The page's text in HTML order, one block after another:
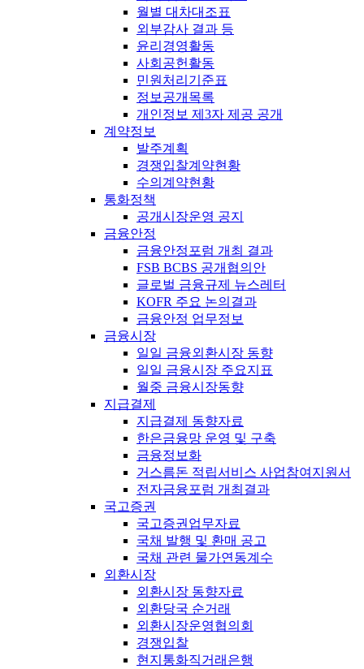
월별 대차대조표
외부감사 결과 등
윤리경영활동
사회공헌활동
민원처리기준표
정보공개목록
개인정보 제3자 제공 공개
계약정보
발주계획
경쟁입찰계약현황
수의계약현황
통화정책
공개시장운영 공지
금융안정
금융안정포럼 개최 결과
FSB BCBS 공개협의안
글로벌 금융규제 뉴스레터
KOFR 주요 논의결과
금융안정 업무정보
금융시장
일일 금융외환시장 동향
일일 금융시장 주요지표
월중 금융시장동향
지급결제
지급결제 동향자료
한은금융망 운영 및 구축
금융정보화
거스름돈 적립서비스 사업참여지원서
전자금융포럼 개최결과
국고증권
국고증권업무자료
국채 발행 및 환매 공고
국채 관련 물가연동계수
외환시장
외환시장 동향자료
외환당국 순거래
외환시장운영협의회
경쟁입찰
현지통화직거래은행